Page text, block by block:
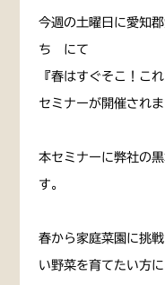
今週の土曜日に愛知
ち にて
『春はすぐそこ！こ
セミナーが開催されま
本セミナーに弊社の
す。
春から家庭菜園に挑
い野菜を育てたい方